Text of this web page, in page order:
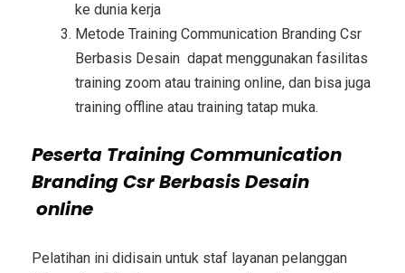
ke dunia kerja
Metode Training Communication Branding Csr
Berbasis Desain dapat menggunakan fasilitas
training zoom atau training online, dan bisa juga
training offline atau training tatap muka.
Peserta Training Communication
Branding Csr Berbasis Desain
online
Pelatihan ini didisain untuk staf layanan pelanggan